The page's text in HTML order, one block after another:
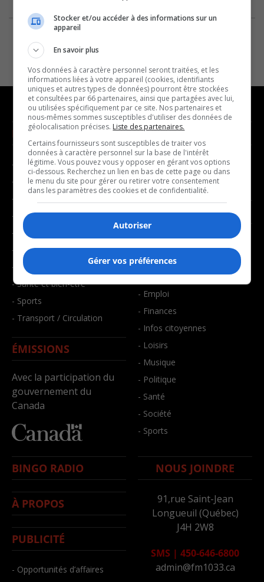
NOUVELLES
- Affaires municipales
- Communauté / Social
- Culture
- Économie
- Éducation
- Environnement
- Faits divers
- Santé et bien-être
- Sports
- Transport / Circulation
ÉMISSIONS
Avec la participation du
gouvernement du
Canada
MUSIQUE
- Décompte franco
- Joué récemment
BALADOS
- Art de vivre
- Bien-être
- Emploi
- Finances
- Infos citoyennes
- Loisirs
- Musique
- Politique
- Santé
- Société
- Sports
BINGO RADIO
À PROPOS
PUBLICITÉ
- Opportunités d’affaires
NOUS JOINDRE
91,rue Saint-Jean
Longueuil (Québec)
J4H 2W8
SMS | 450-646-6800
admin@fm1033.ca
Stocker et/ou accéder à des informations sur un
appareil
En savoir plus
Vos données à caractère personnel seront traitées, et les
informations liées à votre appareil (cookies, identifiants
uniques et autres types de données) pourront être stockées
et consultées par 66 partenaires, ainsi que partagées avec lui,
ou utilisées spécifiquement par ce site. Nos partenaires et
nous-mêmes sommes susceptibles d'utiliser des données de
géolocalisation précises. Liste des partenaires.
Certains fournisseurs sont susceptibles de traiter vos
données à caractère personnel sur la base de l'intérêt
légitime. Vous pouvez vous y opposer en gérant vos options
ci-dessous. Recherchez un lien en bas de cette page ou dans
le menu du site pour gérer ou retirer votre consentement
dans les paramètres des cookies et de confidentialité.
Autoriser
Gérer vos préférences